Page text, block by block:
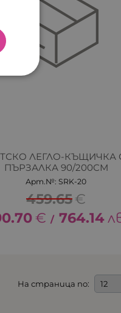
ЛЕГЛО-КЪЩИЧКА
ПЪРЗАЛКА 90/200СМ
Арт.№: SRK-20
459.65€
€ / 764.14
На страница по: